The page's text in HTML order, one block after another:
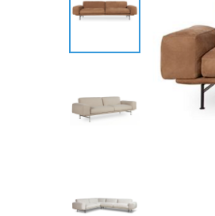
het
gallerij